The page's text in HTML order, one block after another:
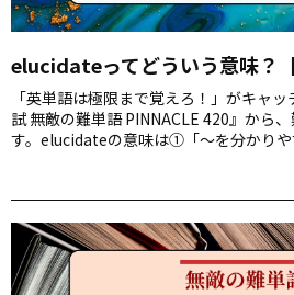
elucidateってどういう意味？
「英単語は極限まで覚えろ！」がキャ
試 無敵の難単語 PINNACLE 420』から
す。elucidateの意味は①「～を分かり